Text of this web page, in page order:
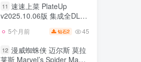
11 速速上菜 PlateUp
v2025.10.06版 集成全DLC
5个月前 钻石2 45
12 漫威蜘蛛侠 迈尔斯 莫拉
莱斯 Marvel’s Spider Man
1年前 钻石4
11 速速上菜 PlateUp
官方中文
5个月前 钻石